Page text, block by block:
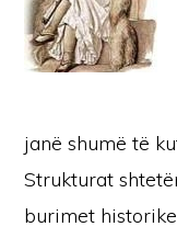
janë shumë të
Strukturat
burimet